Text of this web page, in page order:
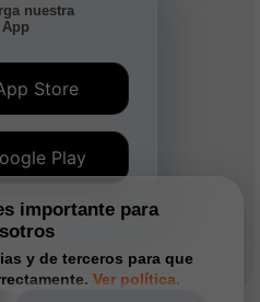
importante para
y de terceros para que
Ver política.
nuestra
App
Store
Play